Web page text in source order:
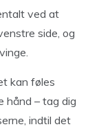
ved at
side, og
kan føles
hånd – tag dig
indtil det